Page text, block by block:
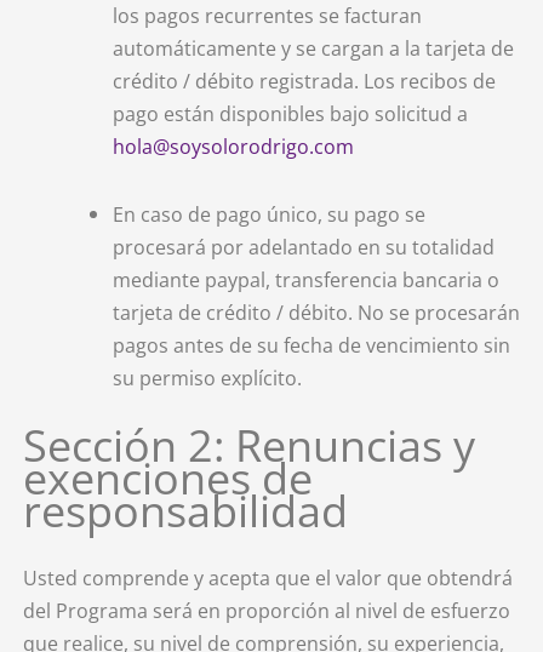
los pagos recurrentes se facturan
automáticamente y se cargan a la tarjeta de
crédito / débito registrada. Los recibos de
pago están disponibles bajo solicitud a
hola@soysolorodrigo.com
En caso de pago único, su pago se
procesará por adelantado en su totalidad
mediante paypal, transferencia bancaria o
tarjeta de crédito / débito. No se procesarán
pagos antes de su fecha de vencimiento sin
su permiso explícito.
Sección 2: Renuncias y
exenciones de
responsabilidad
Usted comprende y acepta que el valor que obtendrá
del Programa será en proporción al nivel de esfuerzo
que realice, su nivel de comprensión, su experiencia,